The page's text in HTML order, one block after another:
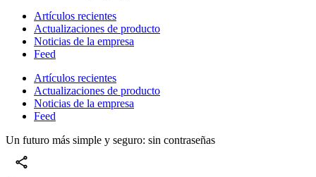
Artículos recientes
Actualizaciones de producto
Noticias de la empresa
Feed
Artículos recientes
Actualizaciones de producto
Noticias de la empresa
Feed
Un futuro más simple y seguro: sin contraseñas